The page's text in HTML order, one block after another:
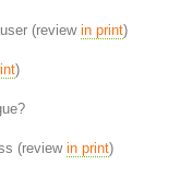
(reviewin print)
)
(reviewin print)